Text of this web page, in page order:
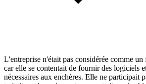
L'entreprise n'était pas considérée comme
car elle se contentait de fournir des logiciels
nécessaires aux enchères. Elle ne participait